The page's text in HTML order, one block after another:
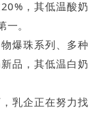
，其低温酸奶
。
爆珠系列、多种
品，其低温白奶
乳企正在努力找